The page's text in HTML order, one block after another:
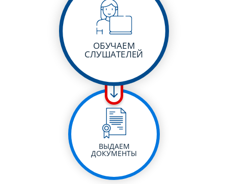
ОБУЧАЕМ
СЛУШАТЕЛЕЙ
ВЫДАЕМ
ДОКУМЕНТЫ